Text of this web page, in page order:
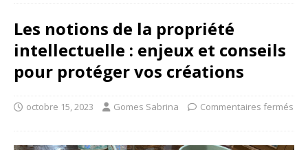
Les notions de la propriété
intellectuelle : enjeux et conseils
pour protéger vos créations
octobre 15, 2023 Gomes Sabrina Commentaires fermés